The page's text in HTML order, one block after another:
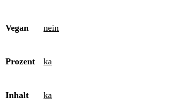
Vegan nein
Prozent ka
Inhalt ka